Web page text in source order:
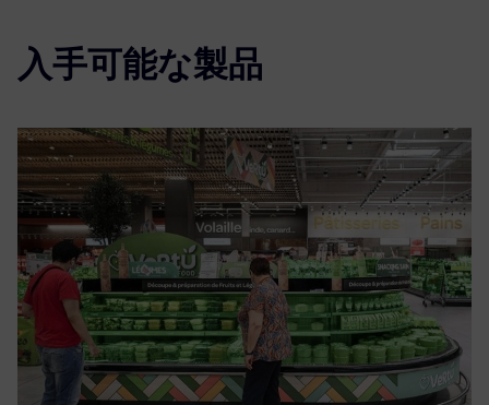
入手可能な製品